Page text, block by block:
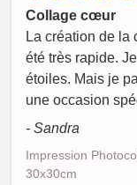
Collage cœur
La création de la
été très rapide.
étoiles. Mais je
une occasion
- Sandra
Impression
30x30cm